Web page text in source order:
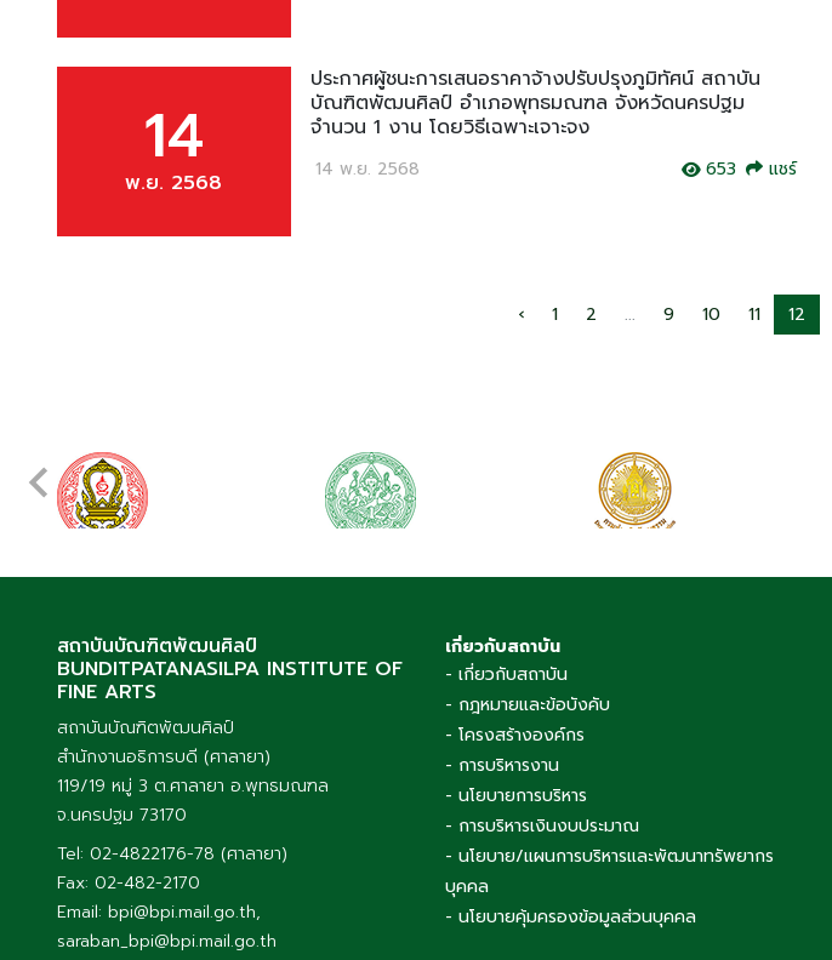
14
พ.ย. 2568
ประกาศผู้ชนะการเสนอราคาจ้างปรับปรุงภูมิทัศน์ สถาบัน
บัณฑิตพัฒนศิลป์ อำเภอพุทธมณฑล จังหวัดนครปฐม
จำนวน 1 งาน โดยวิธีเฉพาะเจาะจง
14 พ.ย. 2568 653 แชร์
‹ 1 2 ... 9 10 11 12
สถาบันบัณฑิตพัฒนศิลป์
BUNDITPATANASILPA INSTITUTE OF
FINE ARTS
สถาบันบัณฑิตพัฒนศิลป์
สำนักงานอธิการบดี (ศาลายา)
119/19 หมู่ 3 ต.ศาลายา อ.พุทธมณฑล
จ.นครปฐม 73170
Tel: 02-4822176-78 (ศาลายา)
Fax: 02-482-2170
Email: bpi@bpi.mail.go.th,
saraban_bpi@bpi.mail.go.th
เกี่ยวกับสถาบัน
- เกี่ยวกับสถาบัน
- กฎหมายและข้อบังคับ
- โครงสร้างองค์กร
- การบริหารงาน
- นโยบายการบริหาร
- การบริหารเงินงบประมาณ
- นโยบาย/แผนการบริหารและพัฒนาทรัพยากร
บุคคล
- นโยบายคุ้มครองข้อมูลส่วนบุคคล